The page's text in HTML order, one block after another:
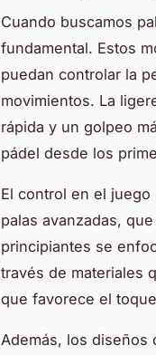
Cuando buscamos
fundamental. Estos
puedan controlar la
movimientos. La
rápida y un golpeo
pádel desde los
El control en el
palas avanzadas,
principiantes se
través de materiales
que favorece el
Además, los diseños